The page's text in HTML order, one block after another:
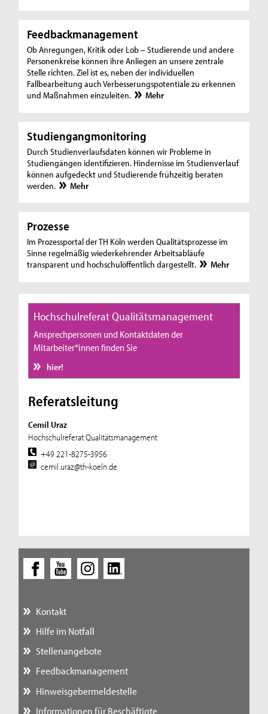
Feedbackmanagement
Ob Anregungen, Kritik oder Lob – Studierende und andere
Personenkreise können ihre Anliegen an unsere zentrale
Stelle richten. Ziel ist es, neben der individuellen
Fallbearbeitung auch Verbesserungspotentiale zu erkennen
und Maßnahmen einzuleiten.
Mehr
Studiengangmonitoring
Durch Studienverlaufsdaten können wir Probleme in
Studiengängen identifizieren. Hindernisse im Studienverlauf
können aufgedeckt und Studierende frühzeitig beraten
werden.
Mehr
Prozesse
Im Prozessportal der TH Köln werden Qualitätsprozesse im
Sinne regelmäßig wiederkehrender Arbeitsabläufe
transparent und hochschulöffentlich dargestellt.
Mehr
Hochschulreferat Qualitätsmanagement
Ansprechpersonen und Kontaktdaten der
Mitarbeiter*innen finden Sie
hier!
Referatsleitung
Cemil Uraz
Hochschulreferat Qualitätsmanagement
+49 221-8275-3956
cemil.uraz@th-koeln.de
Kontakt
Hilfe im Notfall
Stellenangebote
Feedbackmanagement
Hinweisgebermeldestelle
Informationen für Beschäftigte